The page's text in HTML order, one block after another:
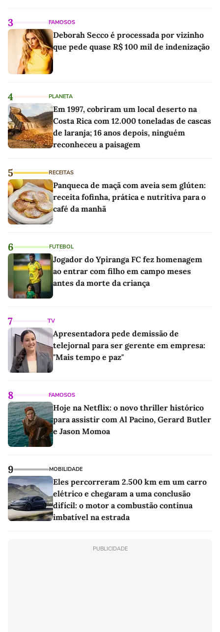
3 FAMOSOS
Deborah Secco é processada por vizinho
que pede quase R$ 100 mil de indenização
4 PLANETA
Em 1997, cobriram um local deserto na
Costa Rica com 12.000 toneladas de cascas
de laranja; 16 anos depois, ninguém
reconheceu a paisagem
5 RECEITAS
Panqueca de maçã com aveia sem glúten:
receita fofinha, prática e nutritiva para o
café da manhã
6 FUTEBOL
Jogador do Ypiranga FC fez homenagem
ao entrar com filho em campo meses
antes da morte da criança
7 TV
Apresentadora pede demissão de
telejornal para ser gerente em empresa:
"Mais tempo e paz"
8 FAMOSOS
Hoje na Netflix: o novo thriller histórico
para assistir com Al Pacino, Gerard Butler
e Jason Momoa
9 MOBILIDADE
Eles percorreram 2.500 km em um carro
elétrico e chegaram a uma conclusão
difícil: o motor a combustão continua
imbatível na estrada
PUBLICIDADE